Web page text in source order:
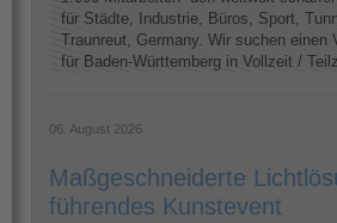
für Städte, Industrie, Büros, Sport,
Traunreut, Germany. Wir suchen einen
für Baden-Württemberg in Vollzeit /
06. August 2026
Maßgeschneiderte
führendes Kunstevent